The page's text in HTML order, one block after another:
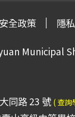
全政策 隱
Municipal
同路 23 號 ( 查詢